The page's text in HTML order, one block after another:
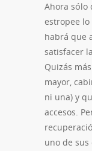
Ahora sólo
estropee lo
habrá que
satisfacer
Quizás
mayor,
ni una) y
accesos.
uno de